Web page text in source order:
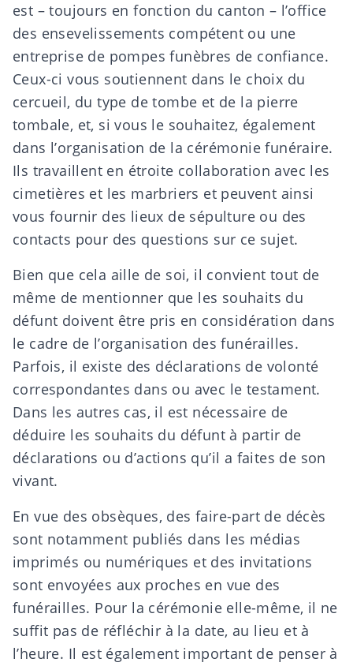
est – toujours en fonction du canton – l’office
des ensevelissements compétent ou une
entreprise de pompes funèbres de confiance.
Ceux-ci vous soutiennent dans le choix du
cercueil, dutype de tombe et de la pierre
tombale, et, si vous le souhaitez, également
dans l’organisation de la cérémonie funéraire.
Ils travaillent en étroite collaboration avec les
cimetières et les marbriers et peuvent ainsi
vous fournir des lieux de sépulture ou des
contacts pour des questions sur ce sujet.
Bien que cela aille de soi, il convient tout de
même de mentionner que les souhaits du
défunt doivent être pris en considération dans
le cadre de l’organisation des funérailles.
Parfois, il existe des déclarations de volonté
correspondantes dans ou avec le testament.
Dans les autres cas, il est nécessaire de
déduire les souhaits du défunt à partir de
déclarations ou d’actions qu’il a faites de son
vivant.
En vue des obsèques, des faire-part de décès
sont notamment publiés dans les médias
imprimés ou numériques et des invitations
sont envoyées aux proches en vue des
funérailles. Pour la cérémonie elle-même, il ne
suffit pas de réfléchir à la date, au lieu et à
l’heure. Il est également important de penser à